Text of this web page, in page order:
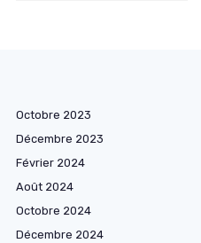
Octobre 2023
Décembre 2023
Février 2024
Août 2024
Octobre 2024
Décembre 2024